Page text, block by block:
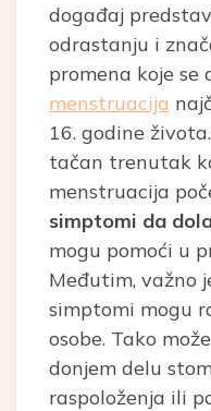
događaj
odrastanju i
promena koje se
menstruacija
16. godine
tačan trenutak
menstruacija
simptomi da
mogu pomoći u
Međutim, važno
simptomi mogu
osobe. Tako
donjem delu
raspoloženja ili